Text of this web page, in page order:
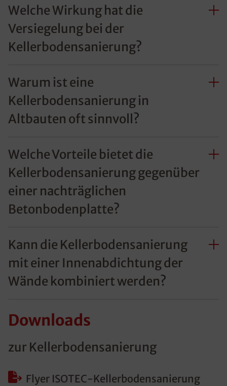
Welche Wirkung hat die
Versiegelung bei der
Kellerbodensanierung?
Warum ist eine
Kellerbodensanierung in
Altbauten oft sinnvoll?
Welche Vorteile bietet die
Kellerbodensanierung gegenüber
einer nachträglichen
Betonbodenplatte?
Kann die Kellerbodensanierung
mit einer Innenabdichtung der
Wände kombiniert werden?
Downloads
zur Kellerbodensanierung
Flyer ISOTEC-Kellerbodensanierung